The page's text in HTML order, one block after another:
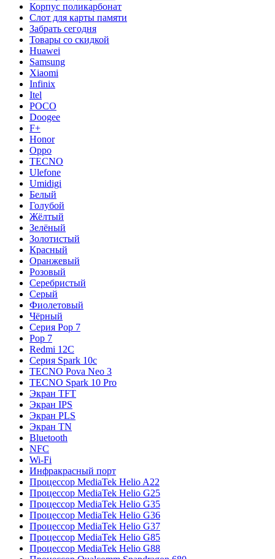
Корпус поликарбонат
Слот для карты памяти
Забрать сегодня
Товары со скидкой
Huawei
Samsung
Xiaomi
Infinix
Itel
POCO
Doogee
F+
Honor
Oppo
TECNO
Ulefone
Umidigi
Белый
Голубой
Жёлтый
Зелёный
Золотистый
Красный
Оранжевый
Розовый
Серебристый
Серый
Фиолетовый
Чёрный
Серия Pop 7
Pop 7
Redmi 12C
Серия Spark 10c
TECNO Pova Neo 3
TECNO Spark 10 Pro
Экран TFT
Экран IPS
Экран PLS
Экран TN
Bluetooth
NFC
Wi-Fi
Инфракрасный порт
Процессор MediaTek Helio A22
Процессор MediaTek Helio G25
Процессор MediaTek Helio G35
Процессор MediaTek Helio G36
Процессор MediaTek Helio G37
Процессор MediaTek Helio G85
Процессор MediaTek Helio G88